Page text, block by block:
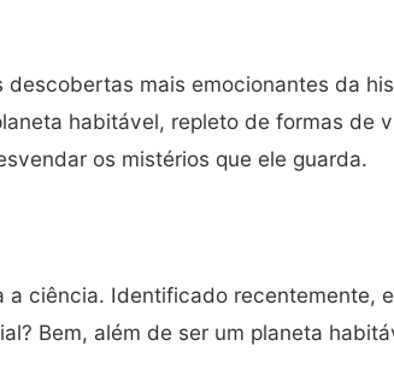
mais emocionantes da
habitável, repleto de formas de
os mistérios que ele guarda.
ciência. Identificado recentemente,
Bem, além de ser um planeta